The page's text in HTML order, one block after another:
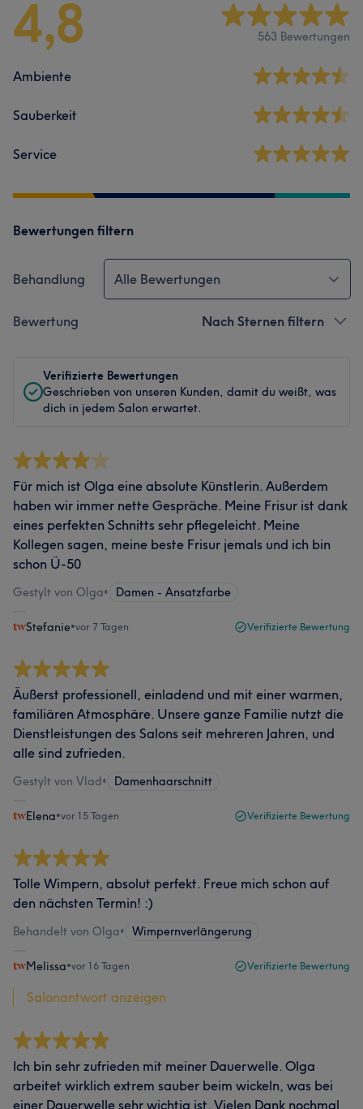
4,8 563 Bewertungen
Ambiente
Sauberkeit
Service
Bewertungen filtern
Behandlung Alle Bewertungen
Bewertung Nach Sternen filtern
Verifizierte Bewertungen
Geschrieben von unseren Kunden, damit du weißt, was
dich in jedem Salon erwartet.
Für mich ist Olga eine absolute Künstlerin. Außerdem
haben wir immer nette Gespräche. Meine Frisur ist dank
eines perfekten Schnitts sehr pflegeleicht. Meine
Kollegen sagen, meine beste Frisur jemals und ich bin
schon Ü-50
Gestylt von Olga• Damen - Ansatzfarbe
Stefanie•vor 7 Tagen Verifizierte Bewertung
Äußerst professionell, einladend und mit einer warmen,
familiären Atmosphäre. Unsere ganze Familie nutzt die
Dienstleistungen des Salons seit mehreren Jahren, und
alle sind zufrieden.
Gestylt von Vlad• Damenhaarschnitt
Elena•vor 15 Tagen Verifizierte Bewertung
Tolle Wimpern, absolut perfekt. Freue mich schon auf
den nächsten Termin! :)
Behandelt von Olga• Wimpernverlängerung
Melissa•vor 16 Tagen Verifizierte Bewertung
Salonantwort anzeigen
Ich bin sehr zufrieden mit meiner Dauerwelle. Olga
arbeitet wirklich extrem sauber beim wickeln, was bei
einer Dauerwelle sehr wichtig ist. Vielen Dank nochmal